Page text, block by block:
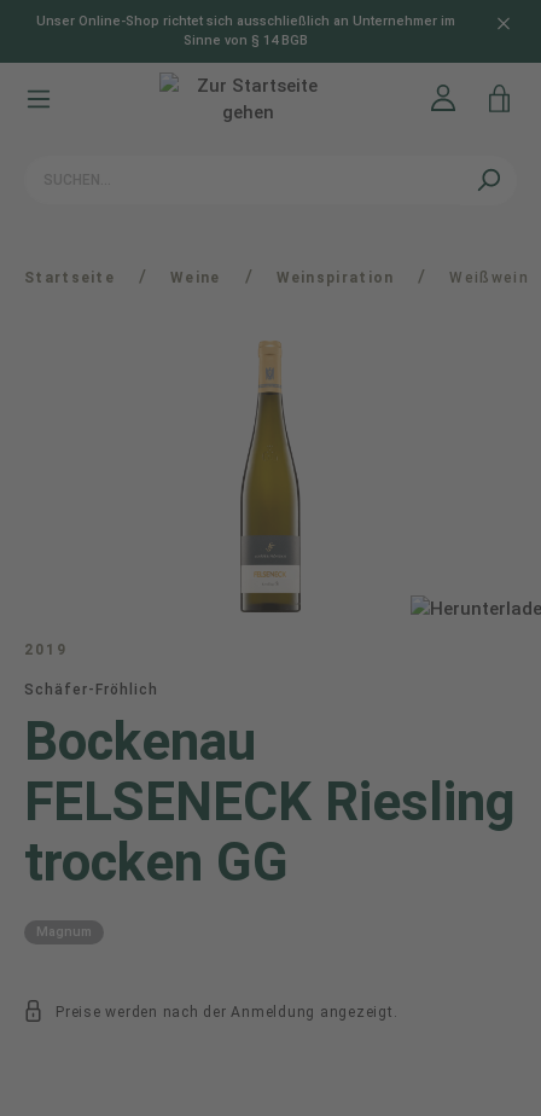
springen
Unser Online-Shop richtet sich ausschließlich an Unternehmer im
Sinne von § 14 BGB
Startseite / Weine / Weinspiration / Weißwein
2019
Schäfer-Fröhlich
Bockenau
FELSENECK Riesling
trocken GG
Magnum
Preise werden nach der Anmeldung angezeigt.